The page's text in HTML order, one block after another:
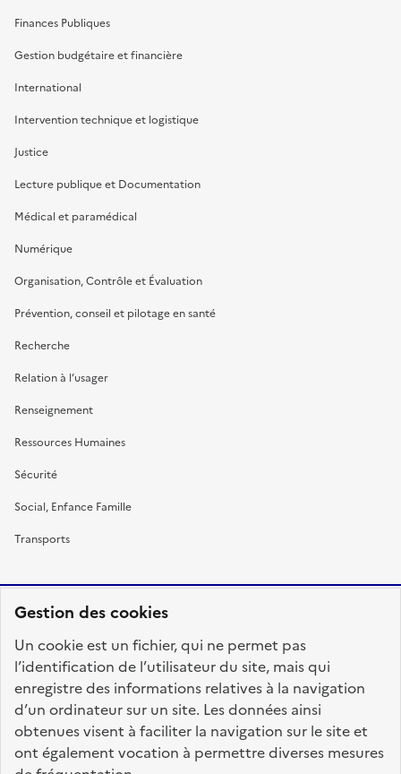
Gestion des cookies
Un cookie est un fichier, qui ne permet pas
l’identification de l’utilisateur du site, mais qui
enregistre des informations relatives à la navigation
d’un ordinateur sur un site. Les données ainsi
obtenues visent à faciliter la navigation sur le site et
ont également vocation à permettre diverses mesures
Finances Publiques
Gestion budgétaire et financière
International
Intervention technique et logistique
Justice
Lecture publique et Documentation
Médical et paramédical
Numérique
Organisation, Contrôle et Évaluation
Prévention, conseil et pilotage en santé
Recherche
Relation à l’usager
Renseignement
Ressources Humaines
Sécurité
Social, Enfance Famille
Transports
FRANÇAISE
fonction-publique.gouv.fr
legifrance.gouv.fr